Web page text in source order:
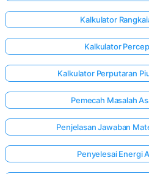
Kalkulator
Kalkulator
Kalkulator Perputaran
Pemecah Masalah
Penjelasan Jawaban
Penyelesai Energi